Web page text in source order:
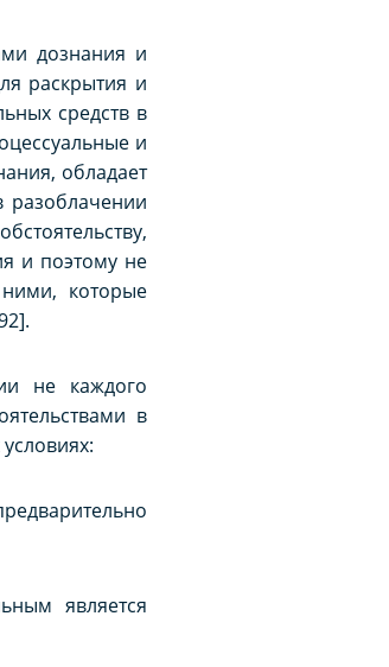
дознания и
раскрытия и
средств в
и
обладает
и поэтому не
которые
не каждого
в
является